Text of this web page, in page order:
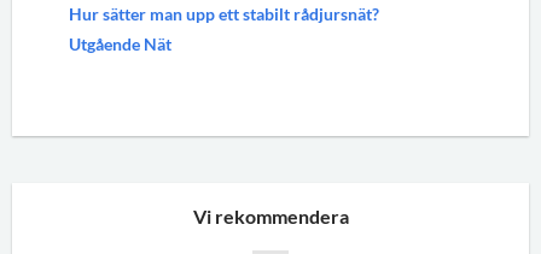
Hur sätter man upp ett stabilt rådjursnät?
Utgående Nät
Vi rekommendera